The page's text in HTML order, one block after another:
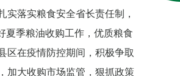
落实粮食安全省长责任制，
夏季粮油收购工作，优质粮食
区在疫情防控期间，积极争取
加大收购市场监管，狠抓政策